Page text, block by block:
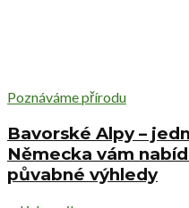
Poznáváme přírodu
Bavorské Alpy –
Německa vám
půvabné výhledy